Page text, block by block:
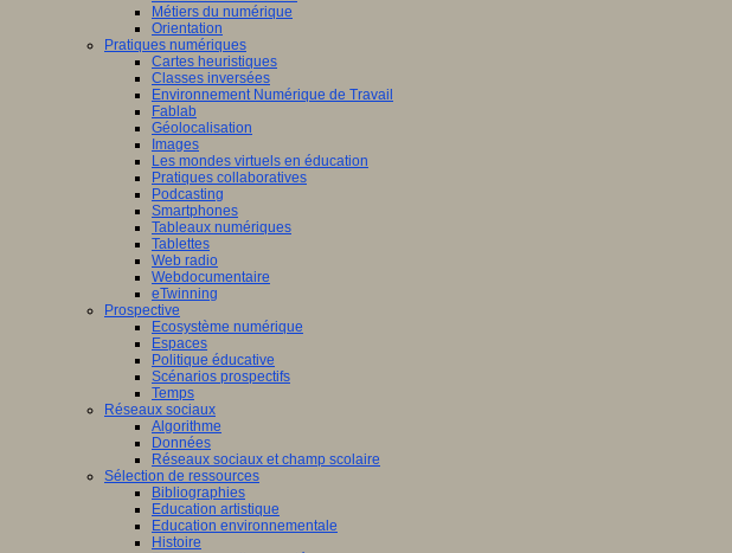
Métiers du numérique
Orientation
Pratiques numériques
Cartes heuristiques
Classes inversées
Environnement Numérique de Travail
Fablab
Géolocalisation
Images
Les mondes virtuels en éducation
Pratiques collaboratives
Podcasting
Smartphones
Tableaux numériques
Tablettes
Web radio
Webdocumentaire
eTwinning
Prospective
Ecosystème numérique
Espaces
Politique éducative
Scénarios prospectifs
Temps
Réseaux sociaux
Algorithme
Données
Réseaux sociaux et champ scolaire
Sélection de ressources
Bibliographies
Education artistique
Education environnementale
Histoire